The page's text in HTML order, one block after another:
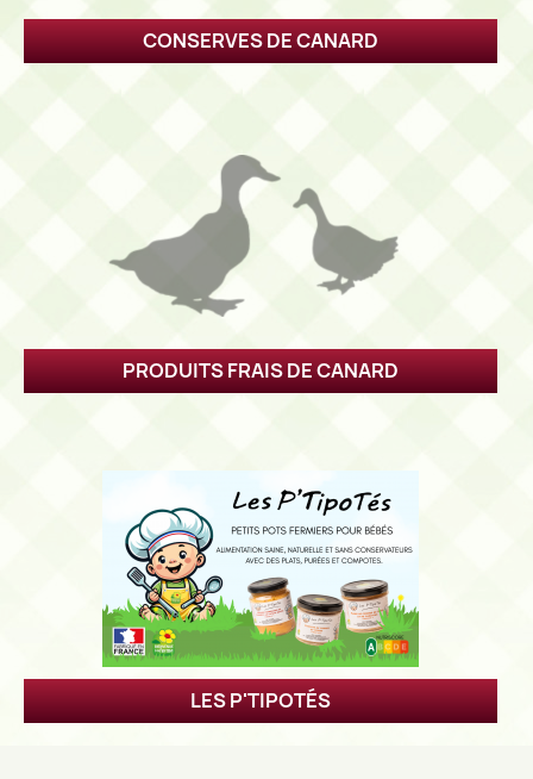
CONSERVES DE CANARD
PRODUITS FRAIS DE CANARD
LES P'TIPOTÉS